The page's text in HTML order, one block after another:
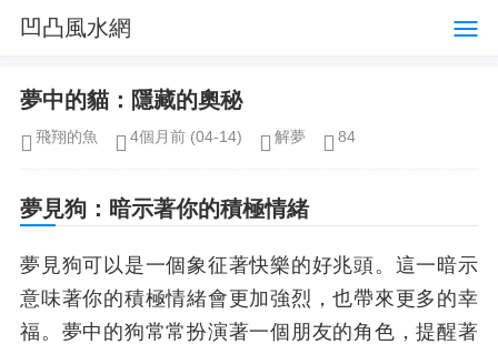
凹凸風水網
夢中的貓：隱藏的奧秘
飛翔的魚 4個月前 (04-14) 解夢 84
夢見狗：暗示著你的積極情緒
夢見狗可以是一個象征著快樂的好兆頭。這一暗示
意味著你的積極情緒會更加強烈，也帶來更多的幸
福。夢中的狗常常扮演著一個朋友的角色，提醒著